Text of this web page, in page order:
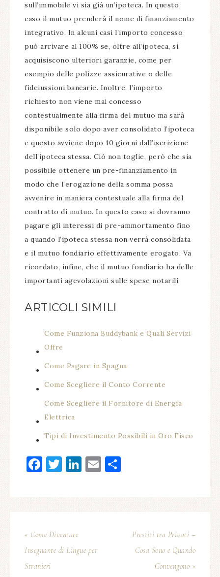
sull’immobile vi sia già un’ipoteca. In questo
caso il mutuo prenderà il nome di finanziamento
integrativo. In alcuni casi l’importo concesso
può arrivare al 100% se, oltre all’ipoteca, si
acquisiscono ulteriori garanzie, come per
esempio delle polizze assicurative o delle
fideiussioni bancarie. Inoltre, l’importo
richiesto non viene mai concesso
contestualmente alla firma del mutuo ma sarà
disponibile solo dopo aver consolidato l’ipoteca
e questo avviene dopo 10 giorni dall’iscrizione
dell’ipoteca stessa. Ciò non toglie, però che sia
possibile ottenere un pre-finanziamento in
modo che l’erogazione della somma possa
avvenire in maniera contestuale alla firma del
contratto di mutuo. In questo caso si dovranno
pagare gli interessi di pre-ammortamento fino
a quando l’ipoteca stessa non verrà consolidata
e il mutuo fondiario effettivamente erogato. Va
ricordato, infine, che il mutuo fondiario ha delle
importanti agevolazioni sulle spese notarili.
ARTICOLI SIMILI
Come Funziona Buddybank e Quali Servizi
Offre
Come Pagare in Spagna
Come Scegliere il Conto Corrente
Come Scegliere il Fornitore di Energia
Elettrica
Tipi di Investimento Possibili in Oro Fisco
Facebook
Twitter
LinkedIn
Email
« Come Diventare
Insegnante di Lingue per
Stranieri
Prestiti tra Privati –
Cosa Sono e Quando
Convengono »